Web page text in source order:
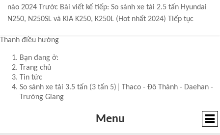
nào 2024
Trước Bài viết kế tiếp: So sánh xe tải 2.5 tấn Hyundai
N250, N250SL và KIA K250, K250L (Hot nhất 2024)
Tiếp tục
Thanh điều hướng
Bạn đang ở:
Trang chủ
Tin tức
So sánh xe tải 3.5 tấn (3 tấn 5)| Thaco - Đô Thành - Daehan -
Trường Giang
Menu